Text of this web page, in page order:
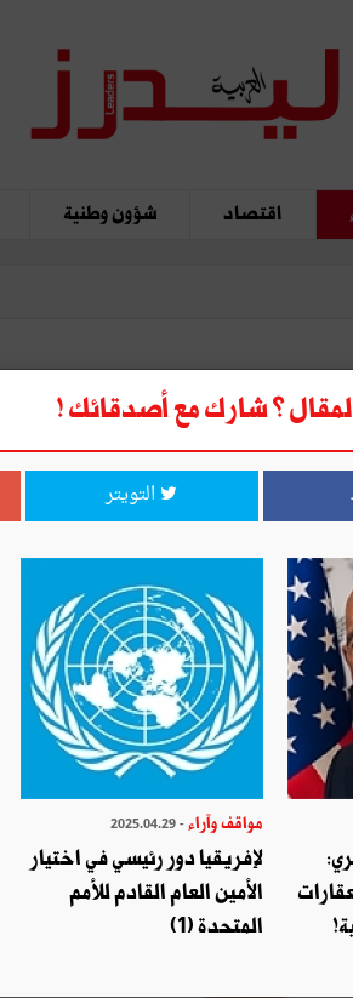
اقتصاد شؤون وطنية
؟ شارك مع أصدقائك !
التويتر
مواقف وآراء - 2025.04.29
لإفريقيا دور رئيسي في اختيار
الأمين العام القادم للأمم
المتحدة (1)